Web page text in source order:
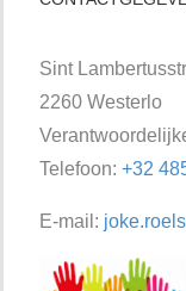
Sint
2260 Westerlo
Telefoon: +32
E-mail: